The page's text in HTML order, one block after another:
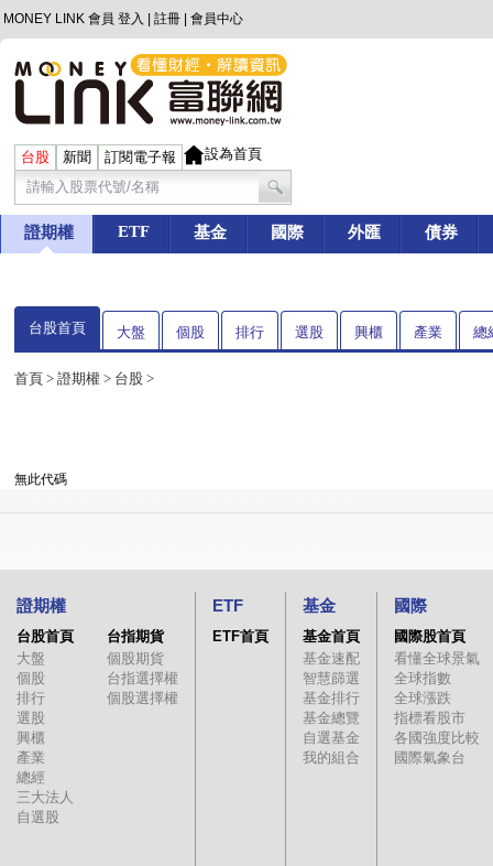
MONEY LINK 會員 登入 註冊 會員中心
台股 新聞 訂閱電子報 設為首頁
證期權 ETF 基金 國際 外匯 債券
台股首頁 大盤 個股 排行 選股 興櫃 產業 總
首頁 > 證期權 > 台股 >
無此代碼
證期權
台股首頁
大盤
個股
排行
選股
興櫃
產業
總經
三大法人
自選股
台指期貨
個股期貨
台指選擇權
個股選擇權
ETF
ETF首頁
基金
基金首頁
基金速配
智慧篩選
基金排行
基金總覽
自選基金
我的組合
國際
國際股首頁
看懂全球景氣
全球指數
全球漲跌
指標看股市
各國強度比較
國際氣象台